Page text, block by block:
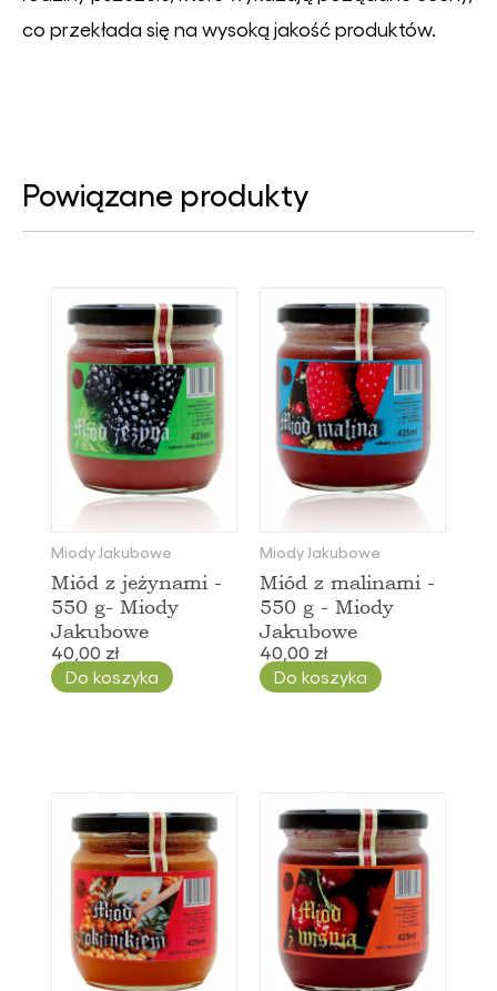
co przekłada się na wysoką jakość produktów.
Powiązane produkty
Miody Jakubowe
Miód z jeżynami -
550 g- Miody
Jakubowe
40,00 zł
Do koszyka
Miody Jakubowe
Miód z malinami -
550 g - Miody
Jakubowe
40,00 zł
Do koszyka